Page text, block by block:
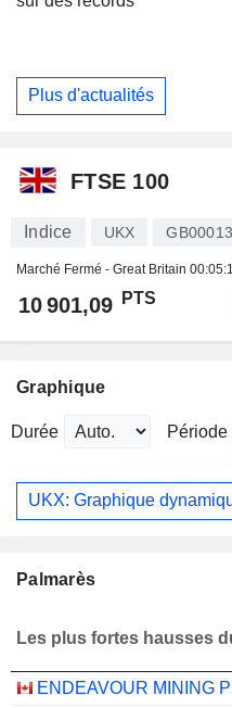
Plus d'actualités
FTSE 100
Indice UKX
Marché Fermé - Great Britain
10 901,09 PTS
Graphique
Durée Période
UKX: Graphique
Palmarès
Les plus fortes hausses
ENDEAVOUR MINING